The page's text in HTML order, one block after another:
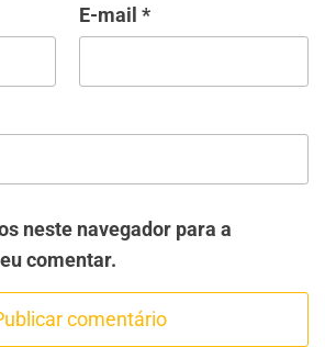
E-mail *
neste navegador para a
comentar.